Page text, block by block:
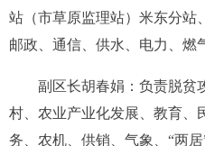
站（市草原监理站） 米东分站
邮政、通信、供水、电力、燃
副区长胡春娟 ： 负责脱贫
村、 农业产业化发展、 教育、
务 、农机、 供销、 气象、 “两居